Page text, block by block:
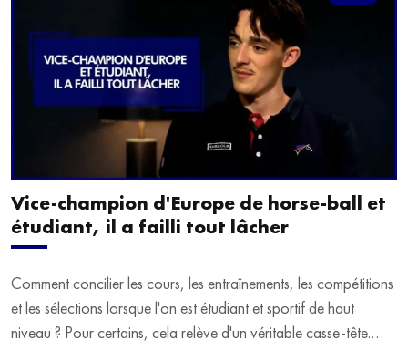
Vice-champion d'Europe de horse-ball et
étudiant, il a failli tout lâcher
Comment concilier les cours, les entraînements, les compétitions
et les sélections lorsque l'on est étudiant et sportif de haut
niveau ? Pour certains, cela relève d'un véritable casse-tête.